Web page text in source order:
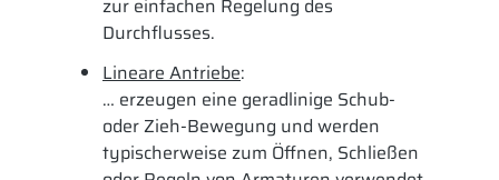
zur einfachen Regelung des
Durchflusses.
Lineare Antriebe:
… erzeugen eine geradlinige Schub-
oder Zieh-Bewegung und werden
typischerweise zum Öffnen, Schließen